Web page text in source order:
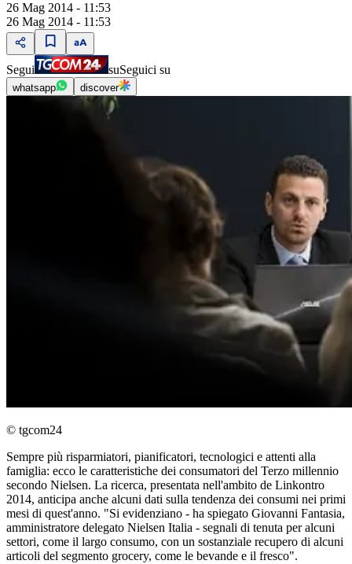
26 Mag 2014 - 11:53
26 Mag 2014 - 11:53
Segui suSeguici su
whatsapp discover
© tgcom24
Sempre più risparmiatori, pianificatori, tecnologici e attenti alla
famiglia: ecco le caratteristiche dei consumatori del Terzo millennio
secondo Nielsen. La ricerca, presentata nell'ambito de Linkontro
2014, anticipa anche alcuni dati sulla tendenza dei consumi nei primi
mesi di quest'anno. "Si evidenziano - ha spiegato Giovanni Fantasia,
amministratore delegato Nielsen Italia - segnali di tenuta per alcuni
settori, come il largo consumo, con un sostanziale recupero di alcuni
articoli del segmento grocery, come le bevande e il fresco".